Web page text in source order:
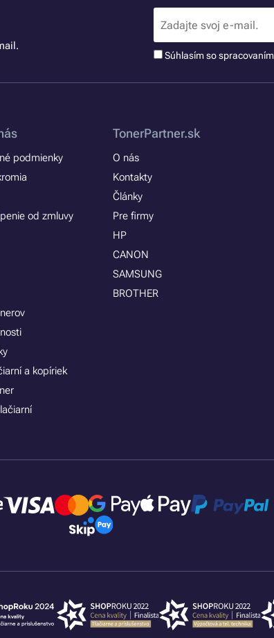
Súhlasím so spracovaním
podmienky
od zmluvy
a kopíriek
TonerPartner.sk
O nás
Kontakty
Články
Pre firmy
HP
CANON
SAMSUNG
BROTHER